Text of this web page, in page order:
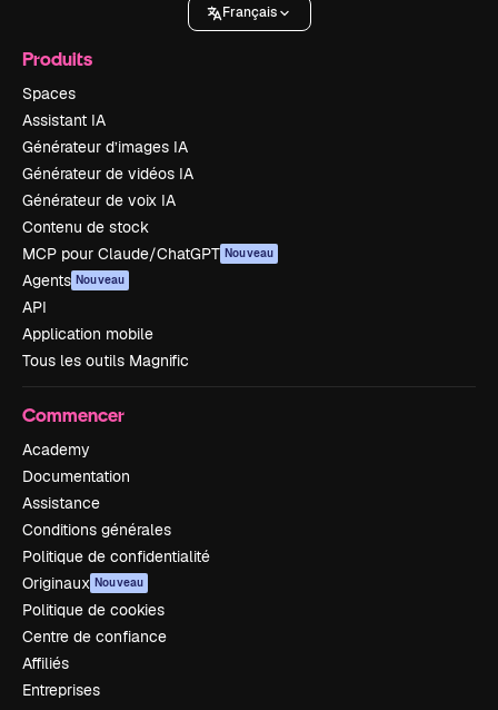
Français
Produits
Spaces
Assistant IA
Générateur d’images IA
Générateur de vidéos IA
Générateur de voix IA
Contenu de stock
MCP pour Claude/ChatGPT Nouveau
Agents Nouveau
API
Application mobile
Tous les outils Magnific
Commencer
Academy
Documentation
Assistance
Conditions générales
Politique de confidentialité
Originaux Nouveau
Politique de cookies
Centre de confiance
Affiliés
Entreprises